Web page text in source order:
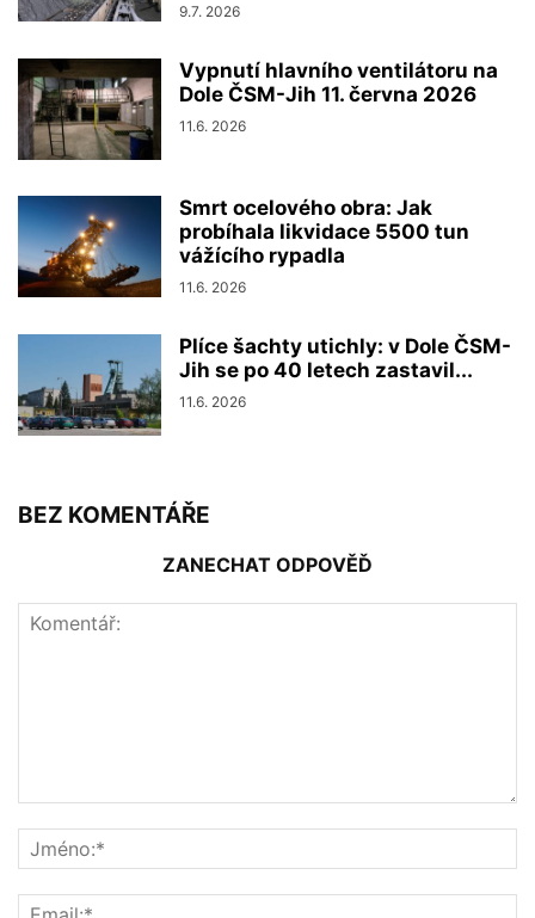
9.7. 2026
Vypnutí hlavního ventilátoru na
Dole ČSM-Jih 11. června 2026
11.6. 2026
Smrt ocelového obra: Jak
probíhala likvidace 5500 tun
vážícího rypadla
11.6. 2026
Plíce šachty utichly: v Dole ČSM-
Jih se po 40 letech zastavil...
11.6. 2026
BEZ KOMENTÁŘE
ZANECHAT ODPOVĚĎ